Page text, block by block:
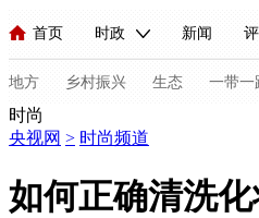
首页 时政 新闻
人民领袖习近平 联播+ 中国领
直播 栏目大全 节目单
海外频道 iPanda English
地方 乡村振兴 生态 一带一
时尚
央视网 > 时尚频道
如何正确清洗